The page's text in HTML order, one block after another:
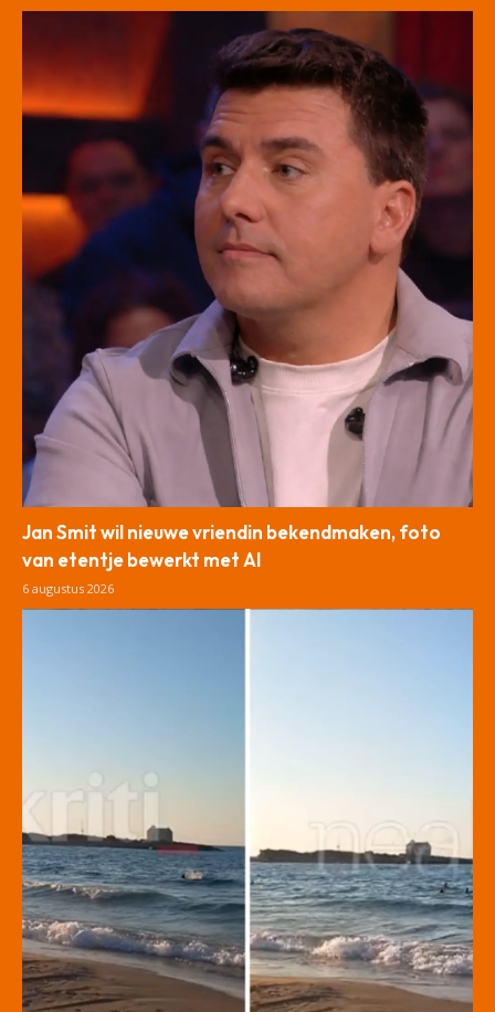
Jan Smit wil nieuwe vriendin bekendmaken, foto
van etentje bewerkt met AI
6 augustus 2026